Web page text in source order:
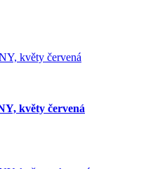
květy červená